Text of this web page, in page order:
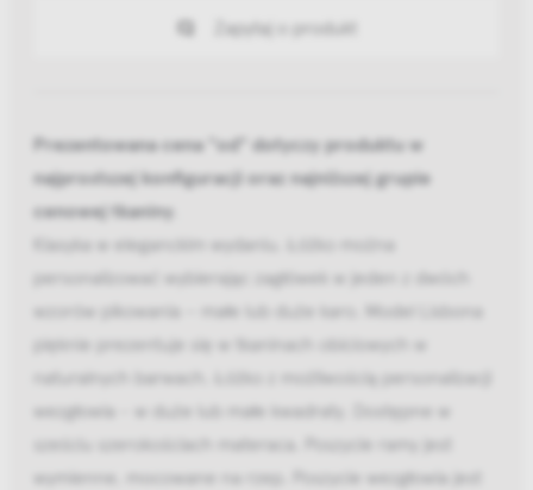
Zapytaj o produkt
Prezentowana cena "od" dotyczy produktu w
najprostszej konfiguracji oraz najniższej grupie
cenowej tkaniny
Klasyka w eleganckim wydaniu. Łóżko można
personalizować wybierając zagłówek w jeden z dwóch
wzorów pikowania – małe lub duże karo. Model Lisbona
pięknie prezentuje się w tkaninach obiciowych w
naturalnych barwach. Łóżko z możliwością personalizacji
wezgłowia - w duże lub małe kwadraty. Dostępne w
sześciu szerokościach materaca. Poszycie ramy jest
wymienne, mocowane na rzep. Poszycie wezgłowia jest